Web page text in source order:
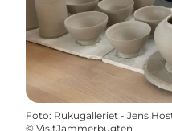
Foto: Rukugalleriet - Jens
© VisitJammerbugten